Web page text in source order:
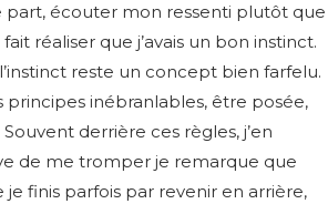
part, écouter mon ressenti plutôt que
réaliser que j’avais un bon instinct.
reste un concept bien farfelu.
principes inébranlables, être posée,
derrière ces règles, j’en
de me tromper je remarque que
finis parfois par revenir en arrière,